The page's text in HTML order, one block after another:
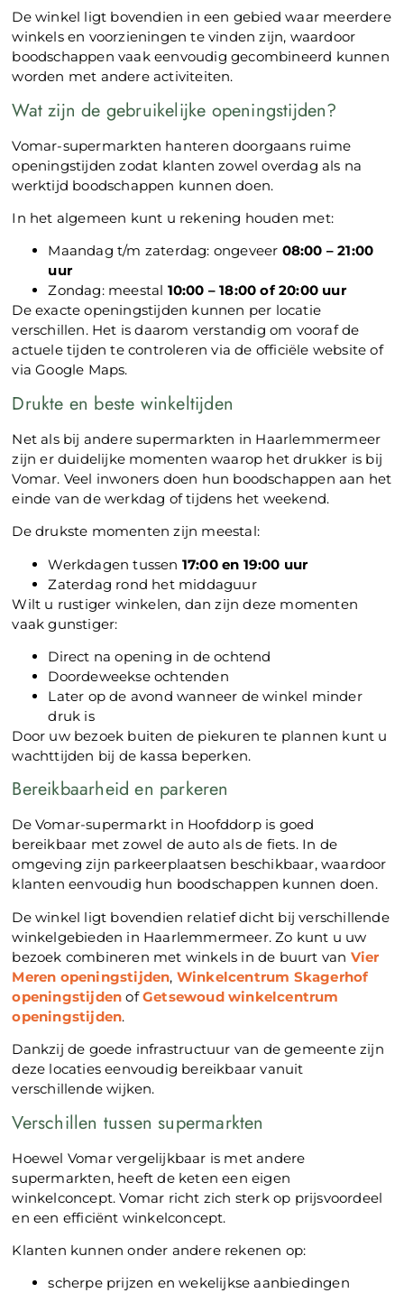
De winkel ligt bovendien in een gebied waar meerdere
winkels en voorzieningen te vinden zijn, waardoor
boodschappen vaak eenvoudig gecombineerd kunnen
worden met andere activiteiten.
Wat zijn de gebruikelijke openingstijden?
Vomar-supermarkten hanteren doorgaans ruime
openingstijden zodat klanten zowel overdag als na
werktijd boodschappen kunnen doen.
In het algemeen kunt u rekening houden met:
Maandag t/m zaterdag: ongeveer 08:00 – 21:00
uur
Zondag: meestal 10:00 – 18:00 of 20:00 uur
De exacte openingstijden kunnen per locatie
verschillen. Het is daarom verstandig om vooraf de
actuele tijden te controleren via de officiële website of
via Google Maps.
Drukte en beste winkeltijden
Net als bij andere supermarkten in Haarlemmermeer
zijn er duidelijke momenten waarop het drukker is bij
Vomar. Veel inwoners doen hun boodschappen aan het
einde van de werkdag of tijdens het weekend.
De drukste momenten zijn meestal:
Werkdagen tussen 17:00 en 19:00 uur
Zaterdag rond het middaguur
Wilt u rustiger winkelen, dan zijn deze momenten
vaak gunstiger:
Direct na opening in de ochtend
Doordeweekse ochtenden
Later op de avond wanneer de winkel minder
druk is
Door uw bezoek buiten de piekuren te plannen kunt u
wachttijden bij de kassa beperken.
Bereikbaarheid en parkeren
De Vomar-supermarkt in Hoofddorp is goed
bereikbaar met zowel de auto als de fiets. In de
omgeving zijn parkeerplaatsen beschikbaar, waardoor
klanten eenvoudig hun boodschappen kunnen doen.
De winkel ligt bovendien relatief dicht bij verschillende
winkelgebieden in Haarlemmermeer. Zo kunt u uw
bezoek combineren met winkels in de buurt van Vier
Meren openingstijden, Winkelcentrum Skagerhof
openingstijden ofGetsewoud winkelcentrum
openingstijden.
Dankzij de goede infrastructuur van de gemeente zijn
deze locaties eenvoudig bereikbaar vanuit
verschillende wijken.
Verschillen tussen supermarkten
Hoewel Vomar vergelijkbaar is met andere
supermarkten, heeft de keten een eigen
winkelconcept. Vomar richt zich sterk op prijsvoordeel
en een efficiënt winkelconcept.
Klanten kunnen onder andere rekenen op:
scherpe prijzen en wekelijkse aanbiedingen